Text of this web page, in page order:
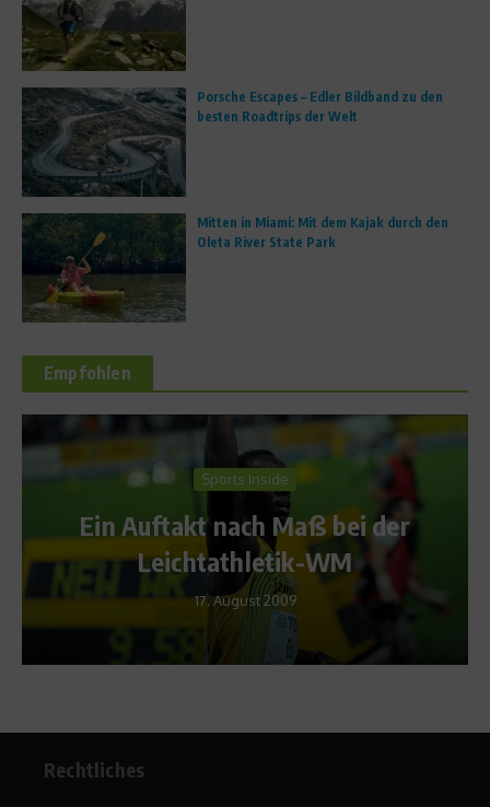
Porsche Escapes – Edler Bildband zu den
besten Roadtrips der Welt
Mitten in Miami: Mit dem Kajak durch den
Oleta River State Park
Empfohlen
Maß bei der
WM
2009
Ratgeber
Hautpflege
Rechtliches